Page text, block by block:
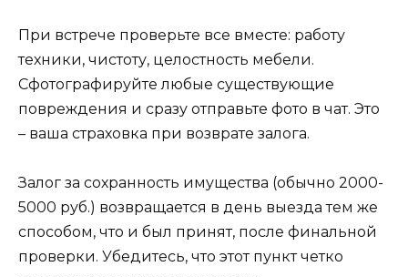
При встрече проверьте все вместе: работу
техники, чистоту, целостность мебели.
Сфотографируйте любые существующие
повреждения и сразу отправьте фото в чат. Это
– ваша страховка при возврате залога.
Залог за сохранность имущества (обычно 2000-
5000 руб.) возвращается в день выезда тем же
способом, что и был принят, после финальной
проверки. Убедитесь, что этот пункт четко